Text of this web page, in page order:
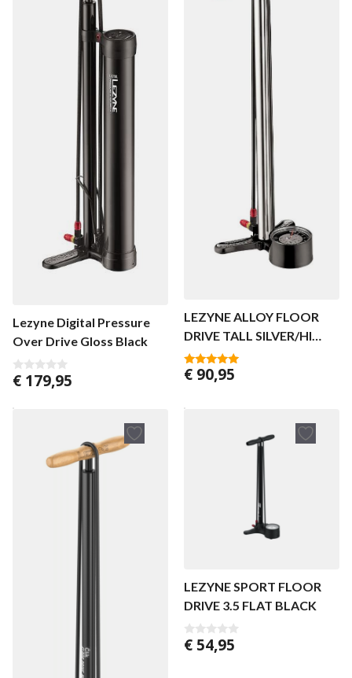
Lezyne Digital Pressure
Over Drive Gloss Black
0
v
n
€ 179,95
LEZYNE ALLOY FLOOR
DRIVE TALL SILVER/HI
GLOSS
5.00
€ 90,95
LEZYNE SPORT FLOOR
DRIVE 3.5 FLAT BLACK
0
v
€ 54,95